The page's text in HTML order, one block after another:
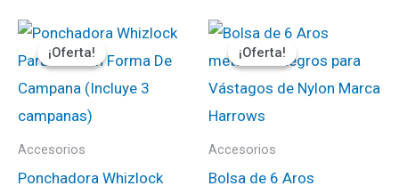
¡Oferta!
¡Oferta!
Accesorios
Ponchadora Whizlock
El
precio
original
era:
₡18900.
El
precio
actual
₡16065.
¡Oferta!
¡Oferta!
Accesorios
Bolsa de 6 Aros
El
precio
original
₡1500.
El
precio
actual
₡1350.